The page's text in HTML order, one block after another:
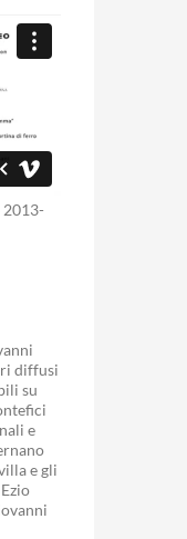
2013-
diffusi
su
e
e gli